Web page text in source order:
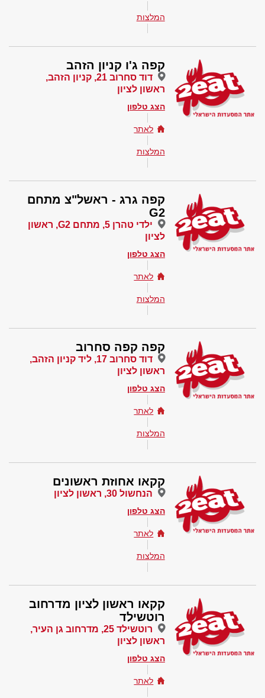
המלצות
קפה ג'ו קניון הזהב
דוד סחרוב 21, קניון הזהב,
ראשון לציון
הצג טלפון
לאתר
המלצות
קפה גרג - ראשל"צ מתחם
G2
ילדי טהרן 5, מתחם G2, ראשון
לציון
הצג טלפון
לאתר
המלצות
קפה קפה סחרוב
דוד סחרוב 17, ליד קניון הזהב,
ראשון לציון
הצג טלפון
לאתר
המלצות
קקאו אחוזת ראשונים
הנחשול 30, ראשון לציון
הצג טלפון
לאתר
המלצות
קקאו ראשון לציון מדרחוב
רוטשילד
רוטשילד 25, מדרחוב גן העיר,
ראשון לציון
הצג טלפון
לאתר